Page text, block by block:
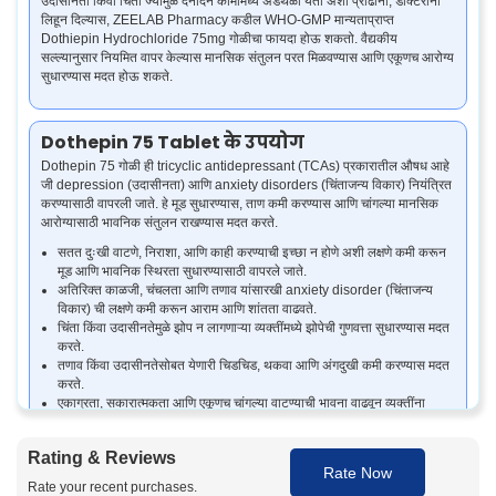
लिहून दिल्यास, ZEELAB Pharmacy कडील WHO-GMP मान्यताप्राप्त
Dothiepin Hydrochloride 75mg गोळीचा फायदा होऊ शकतो. वैद्यकीय
सल्ल्यानुसार नियमित वापर केल्यास मानसिक संतुलन परत मिळवण्यास आणि एकूणच आरोग्य
सुधारण्यास मदत होऊ शकते.
Dothepin 75 Tablet के उपयोग
Dothepin 75 गोळी ही tricyclic antidepressant (TCAs) प्रकारातील औषध आहे
जी depression (उदासीनता) आणि anxiety disorders (चिंताजन्य विकार) नियंत्रित
करण्यासाठी वापरली जाते. हे मूड सुधारण्यास, ताण कमी करण्यास आणि चांगल्या मानसिक
आरोग्यासाठी भावनिक संतुलन राखण्यास मदत करते.
सतत दुःखी वाटणे, निराशा, आणि काही करण्याची इच्छा न होणे अशी लक्षणे कमी करून
मूड आणि भावनिक स्थिरता सुधारण्यासाठी वापरले जाते.
अतिरिक्त काळजी, चंचलता आणि तणाव यांसारखी anxiety disorder (चिंताजन्य
विकार) ची लक्षणे कमी करून आराम आणि शांतता वाढवते.
चिंता किंवा उदासीनतेमुळे झोप न लागणाऱ्या व्यक्तींमध्ये झोपेची गुणवत्ता सुधारण्यास मदत
करते.
तणाव किंवा उदासीनतेसोबत येणारी चिडचिड, थकवा आणि अंगदुखी कमी करण्यास मदत
करते.
एकाग्रता, सकारात्मकता आणि एकूणच चांगल्या वाटण्याची भावना वाढवून व्यक्तींना
Dothepin 75 Tablet चे फायदे
Rating & Reviews
Rate your recent purchases.
Rate Now